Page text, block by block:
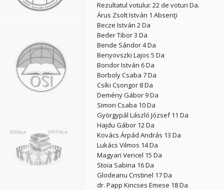
Rezultatul votului: 22 de voturi Da.
Árus Zsolt István 1 Absenţi
Becze István 2 Da
Beder Tibor 3 Da
Bende Sándor 4 Da
Benyovszki Lajos 5 Da
Bondor István 6 Da
Borboly Csaba 7 Da
Csíki Csongor 8 Da
Demény Gábor 9 Da
Simon Csaba 10 Da
Györgypál László József 11 Da
Hajdu Gábor 12 Da
Kovács Árpád András 13 Da
Lukács Vilmos 14 Da
Magyari Vencel 15 Da
Stoia Sabina 16 Da
Glodeanu Cristinel 17 Da
dr. Papp Kincses Emese 18 Da